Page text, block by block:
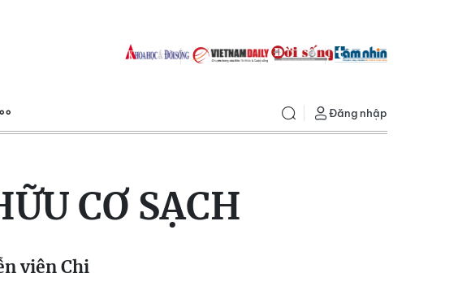
Đăng nhập
CƠ SẠCH
viên Chi